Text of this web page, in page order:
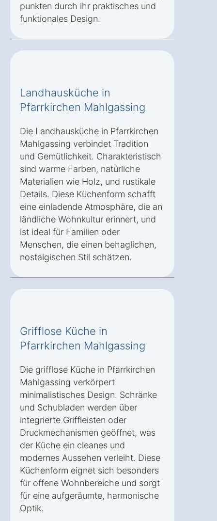
punkten durch ihr praktisches und
funktionales Design.
Landhausküche in
Pfarrkirchen Mahlgassing
Die Landhausküche in Pfarrkirchen
Mahlgassing verbindet Tradition
und Gemütlichkeit. Charakteristisch
sind warme Farben, natürliche
Materialien wie Holz, und rustikale
Details. Diese Küchenform schafft
eine einladende Atmosphäre, die an
ländliche Wohnkultur erinnert, und
ist ideal für Familien oder
Menschen, die einen behaglichen,
nostalgischen Stil schätzen.
Grifflose Küche in
Pfarrkirchen Mahlgassing
Die grifflose Küche in Pfarrkirchen
Mahlgassing verkörpert
minimalistisches Design. Schränke
und Schubladen werden über
integrierte Griffleisten oder
Druckmechanismen geöffnet, was
der Küche ein cleanes und
modernes Aussehen verleiht. Diese
Küchenform eignet sich besonders
für offene Wohnbereiche und sorgt
für eine aufgeräumte, harmonische
Optik.